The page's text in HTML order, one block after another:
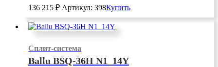
136 215 ₽ Артикул: 398Купить
Сплит-система
Ballu BSQ-36H N1_14Y